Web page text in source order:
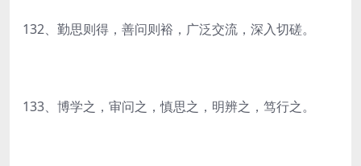
132、勤思则得，善问则裕，广泛交流，深入切磋。
133、博学之，审问之，慎思之，明辨之，笃行之。